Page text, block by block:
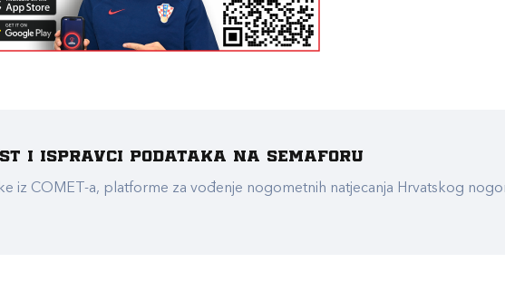
i ispravci podataka na Semaforu
iz COMET-a, platforme za vođenje nogometnih natjecanja Hrvatskog